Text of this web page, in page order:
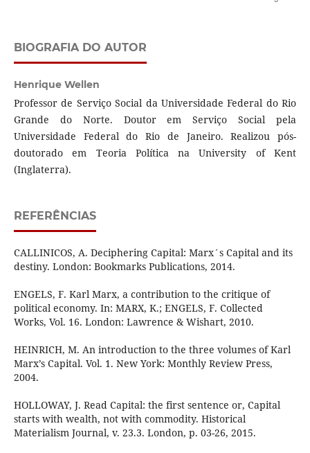
BIOGRAFIA DO AUTOR
Henrique Wellen
Professor de Serviço Social da Universidade Federal do Rio
Grande do Norte. Doutor em Serviço Social pela
Universidade Federal do Rio de Janeiro. Realizou pós-
doutorado em Teoria Política na University of Kent
(Inglaterra).
REFERÊNCIAS
CALLINICOS, A. Deciphering Capital: Marx´s Capital and its
destiny. London: Bookmarks Publications, 2014.
ENGELS, F. Karl Marx, a contribution to the critique of
political economy. In: MARX, K.; ENGELS, F. Collected
Works, Vol. 16. London: Lawrence & Wishart, 2010.
HEINRICH, M. An introduction to the three volumes of Karl
Marx’s Capital. Vol. 1. New York: Monthly Review Press,
2004.
HOLLOWAY, J. Read Capital: the first sentence or, Capital
starts with wealth, not with commodity. Historical
Materialism Journal, v. 23.3. London, p. 03-26, 2015.